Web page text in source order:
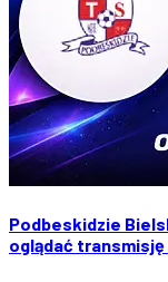
Podbeskidzie
oglądać transmisję